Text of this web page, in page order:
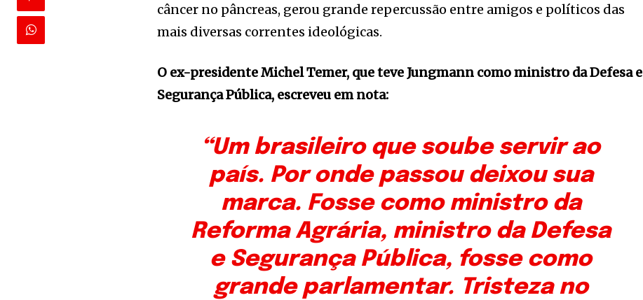
câncer no pâncreas, gerou grande repercussão entre amigos e políticos das
mais diversas correntes ideológicas.
O ex-presidente Michel Temer, que teve Jungmann como ministro da Defesa e
Segurança Pública, escreveu em nota:
“Um brasileiro que soube servir ao
país. Por onde passou deixou sua
marca. Fosse como ministro da
Reforma Agrária, ministro da Defesa
e Segurança Pública, fosse como
grande parlamentar. Tristeza no